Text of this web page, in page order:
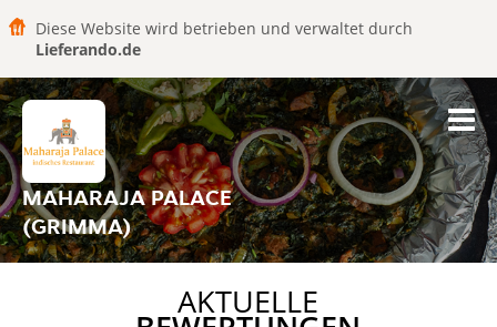
Diese Website wird betrieben und verwaltet durch
Lieferando.de
MAHARAJA PALACE
(GRIMMA)
AKTUELLE